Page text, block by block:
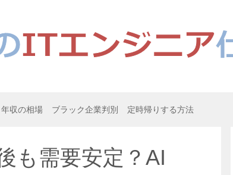
年収の相場 ブラック企業判別 定時帰りする方法
も需要安定？AI